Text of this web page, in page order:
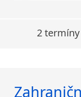
2 termíny